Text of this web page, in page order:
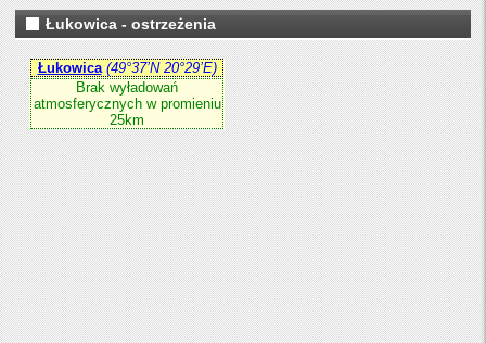
Łukowica - ostrzeżenia